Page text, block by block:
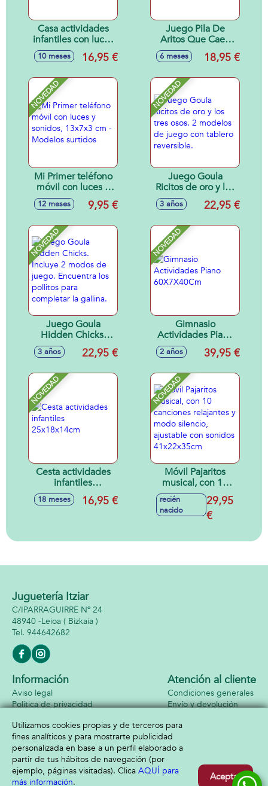
Casa actividades
infantiles con luces
y sonidos
18x5x19cm
10 meses 16,95 €
Juego Pila De
Aritos Que Caen
Fisher-Price
6 meses 18,95 €
NOVEDAD
Mi Primer teléfono
móvil con luces y
sonidos, 13x7x3
cm - Modelos
12 meses 9,95 €
NOVEDAD
Juego Goula
Ricitos de oro y los
tres osos. 2
modelos de juego
reversible.
3 años 22,95 €
NOVEDAD
Juego Goula
Hidden Chicks.
Incluye 2 modos de
juego. Encuentra
completar la
gallina.
3 años 22,95 €
NOVEDAD
Gimnasio
Actividades Piano
60X7X40Cm
2 años 39,95 €
NOVEDAD
Cesta actividades
infantiles
25x18x14cm
18 meses 16,95 €
NOVEDAD
Móvil Pajaritos
musical, con 10
canciones
relajantes y modo
silencio, ajustable
recién
nacido
29,95
€
Juguetería Itziar
C/IPARRAGUIRRE Nº 24
48940 -Leioa ( Bizkaia )
944642682
Información
Aviso legal
Política de privacidad
Atención al cliente
Condiciones generales
Envío y devolución
Formas de pago
Utilizamos cookies propias y de terceros para
fines analíticos y para mostrarte publicidad
personalizada en base a un perfil elaborado a
partir de tus hábitos de navegación (por
ejemplo, páginas visitadas). Clica AQUÍ para
más información. Aceptar